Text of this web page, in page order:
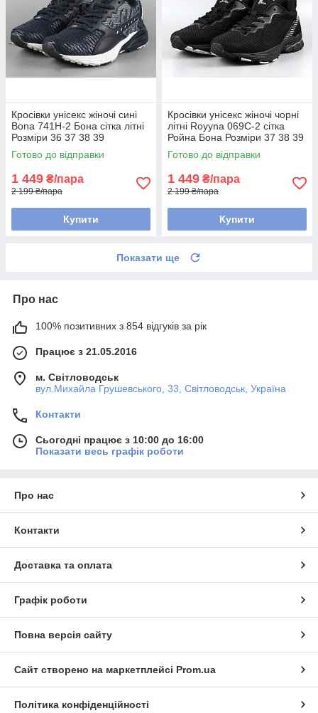
Кросівки унісекс жіночі сині
Bona 741H-2 Бона сітка літні
Розміри 36 37 38 39
Готово до відправки
1 449 ₴/пара
2 199 ₴/пара
Купити
Кросівки унісекс жіночі чорні
літні Royyna 069C-2 сітка
Ройна Бона Розміри 37 38 39
40 41
Готово до відправки
1 449 ₴/пара
2 199 ₴/пара
Купити
Показати ще
Про нас
100% позитивних з 854 відгуків за рік
Працює з 21.05.2016
м. Світловодськ
вул.Михайла Грушевського, 33, Світловодськ, Україна
Контакти
Сьогодні працює з 10:00 до 16:00
Показати весь графік роботи
Про нас
Контакти
Доставка та оплата
Графік роботи
Повна версія сайту
Сайт створено на маркетплейсі Prom.ua
Політика конфіденційності